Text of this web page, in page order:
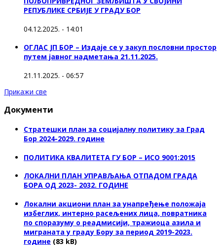
РЕПУБЛИКЕ СРБИЈЕ У ГРАДУ БОР
04.12.2025. - 14:01
ОГЛАС ЈП БОР – Издаје се у закуп пословни простор
путем јавног надметања 21.11.2025.
21.11.2025. - 06:57
Прикажи све
Документи
Стратешки план за социјалну политику за Град
Бор 2024-2029. године
ПОЛИТИКА КВАЛИТЕТА ГУ БОР – ИСО 9001:2015
ЛОКАЛНИ ПЛАН УПРАВЉАЊА ОТПАДОМ ГРАДА
БОРА ОД 2023- 2032. ГОДИНЕ
Локални акциони план за унапређење положаја
избеглих, интерно расељених лица, повратника
по споразуму о реадмисији, тражиоца азила и
миграната у граду Бору за период 2019-2023.
године (83 kB)